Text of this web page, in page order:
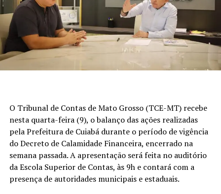
O Tribunal de Contas de Mato Grosso (TCE-MT) recebe
nesta quarta-feira (9), o balanço das ações realizadas
pela Prefeitura de Cuiabá durante o período de vigência
do Decreto de Calamidade Financeira, encerrado na
semana passada. A apresentação será feita no auditório
da Escola Superior de Contas, às 9h e contará com a
presença de autoridades municipais e estaduais.